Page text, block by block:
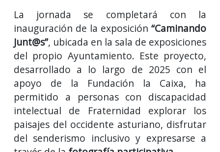
La jornada se completará con la
inauguración de la exposición “Caminando
Junt@s”, ubicada en la sala de exposiciones
del propio Ayuntamiento. Este proyecto,
desarrollado a lo largo de 2025 con el
apoyo de la Fundación la Caixa, ha
permitido a personas con discapacidad
intelectual de Fraternidad explorar los
paisajes del occidente asturiano, disfrutar
del senderismo inclusivo y expresarse a